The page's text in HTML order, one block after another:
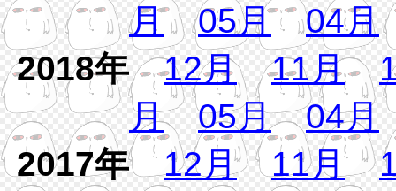
月
05月
04月
2018年12月 11月
月
05月
04月
2017年12月 11月